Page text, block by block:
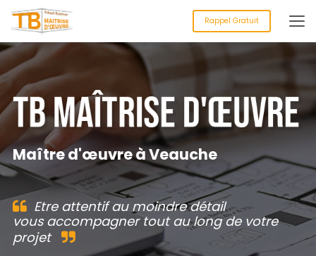
au
contenu
principal
Rappel Gratuit
Maître d'œuvre à Veauche
Etre attentif au moindre détail
vous accompagner tout au long de votre
projet